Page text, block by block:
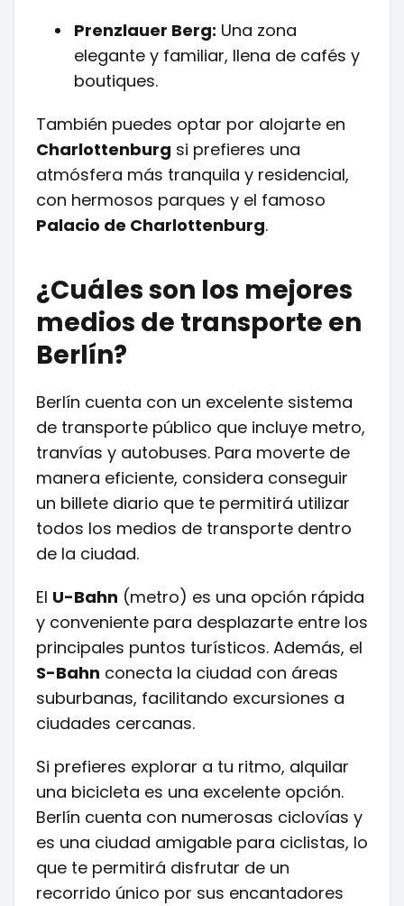
Prenzlauer Berg: Una zona
elegante y familiar, llena de cafés y
boutiques.
También puedes optar por alojarte en
Charlottenburg si prefieres una
atmósfera más tranquila y residencial,
con hermosos parques y el famoso
Palacio de Charlottenburg.
¿Cuáles son los mejores
medios de transporte en
Berlín?
Berlín cuenta con un excelente sistema
de transporte público que incluye metro,
tranvías y autobuses. Para moverte de
manera eficiente, considera conseguir
un billete diario que te permitirá utilizar
todos los medios de transporte dentro
de la ciudad.
El U-Bahn (metro) es una opción rápida
y conveniente para desplazarte entre los
principales puntos turísticos. Además, el
S-Bahn conecta la ciudad con áreas
suburbanas, facilitando excursiones a
ciudades cercanas.
Si prefieres explorar a tu ritmo, alquilar
una bicicleta es una excelente opción.
Berlín cuenta con numerosas ciclovías y
es una ciudad amigable para ciclistas, lo
que te permitirá disfrutar de un
recorrido único por sus encantadores